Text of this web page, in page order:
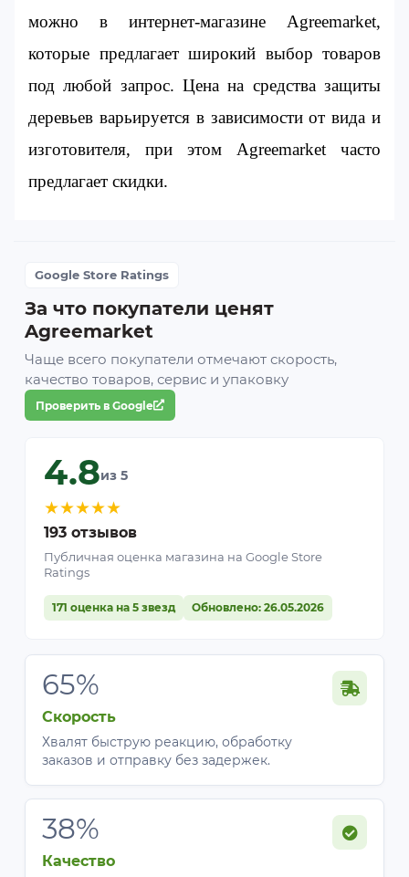
можно в интернет-магазине Agreemarket,
которые предлагает широкий выбор товаров
под любой запрос. Цена на средства защиты
деревьев варьируется в зависимости от вида и
изготовителя, при этом Agreemarket часто
предлагает скидки.
Google Store Ratings
За что покупатели ценят
Agreemarket
Чаще всего покупатели отмечают скорость,
качество товаров, сервис и упаковку
Проверить в Google
4.8из 5
★★★★★
193 отзывов
Публичная оценка магазина на Google Store
Ratings
171 оценка на 5 звезд Обновлено: 26.05.2026
65%
Скорость
Хвалят быструю реакцию, обработку
заказов и отправку без задержек.
38%
Качество